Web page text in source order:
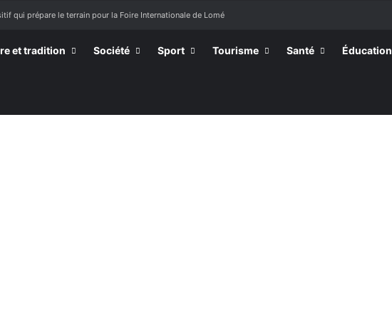
qui prépare le terrain pour la Foire Internationale de Lomé
et tradition Société Sport Tourisme Santé Éducation